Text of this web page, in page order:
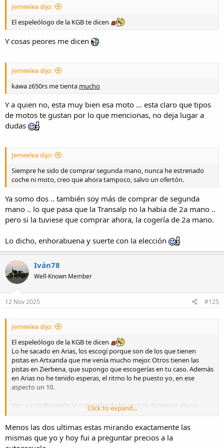
Jemeelea dijo:
El espeleólogo de la KGB te dicen
Y cosas peores me dicen
Jemeelea dijo:
kawa z650rs me tienta mucho
Y a quien no, esta muy bien esa moto ... esta claro que tipos
de motos te gustan por lo que mencionas, no deja lugar a
dudas
Jemeelea dijo:
Siempre he sido de comprar segunda mano, nunca he estrenado
coche ni moto, creo que ahora tampoco, salvo un ofertón.
Ya somo dos .. también soy más de comprar de segunda
mano .. lo que pasa que la Transalp no la habia de 2a mano ..
pero si la tuviese que comprar ahora, la cogería de 2a mano.
Lo dicho, enhorabuena y suerte con la elección
Iván78
Well-Known Member
12 Nov 2025 #125
Jemeelea dijo:
El espeleólogo de la KGB te dicen
Lo he sacado en Arias, los escogí porque son de los que tienen
pistas en Artxanda que me venía mucho mejor. Otros tienen las
pistas en Zierbena, que supongo que escogerías en tu caso. Además
en Arias no he tenido esperas, el ritmo lo he puesto yo, en ese
aspecto un 10.
Voy a ir deshojando la margarita de las motos. Al menos ahora
El sentido común,por el uso que le voy a dar,
debería ser una moto
A2, pero la kawa z650rs me tientamucho . Es la única limitada que
me planteo. La guzzi v7 me gusta, pero me fío más de la kawa
Click to expand...
Menos las dos ultimas estas mirando exactamente las
mismas que yo y hoy fui a preguntar precios a la